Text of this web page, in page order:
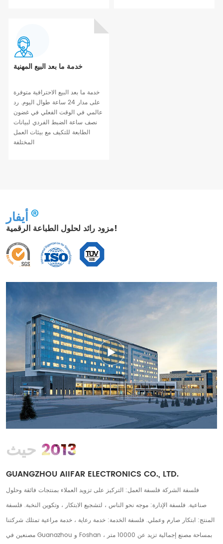
خدمة ما بعد البيع المهنية
خدمة ما بعد البيع الاحترافية متوفرة
على مدار 24 ساعة طوال اليوم. رد
عالمي في الوقت الفعلي في غضون
نصف ساعة الضبط الفردي لبيانات
الطابعة للتكيف مع بيئات العمل
المختلفة
أيفار
مزود رائد لحلول الطباعة الرقمية!
حيث 2013
GUANGZHOU AIIFAR ELECTRONICS CO., LTD.
فلسفة الشركة فلسفة العمل: التركيز على تزويد العملاء بمنتجات فائقة وحلول
صناعية. فلسفة الإدارة: موجه نحو الناس ، لتشجيع الابتكار ، وتكوين النخبة. فلسفة
المنتج: ابتكار صارم وعملي. فلسفة الخدمة: خدمة رعاية ، خدمة مراعية تمتلك شركتنا
مصنعين في Guanazhou و Foshan ، بمساحة مصنع إجمالية تزيد عن 10000 متر